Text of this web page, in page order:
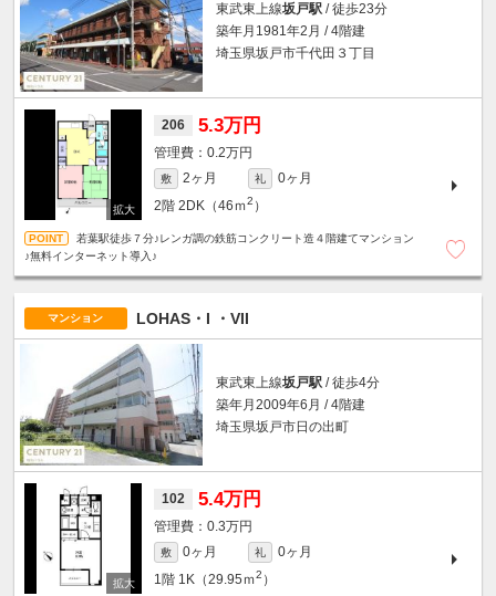
東武東上線坂戸駅 / 徒歩23分
築年月1981年2月 / 4階建
埼玉県坂戸市千代田３丁目
206 5.3万円
0.2万円
敷 2ヶ月 礼
0ヶ月
2階 2DK（46ｍ2 ）
若葉駅徒歩７分♪レンガ調の鉄筋コンクリート造４階建てマンション
♪無料インターネット導入♪
マンション LOHAS・I ・VII
東武東上線坂戸駅 / 徒歩4分
築年月2009年6月 / 4階建
埼玉県坂戸市日の出町
102 5.4万円
0.3万円
敷 0ヶ月 礼
0ヶ月
1階 1K（29.95ｍ2 ）